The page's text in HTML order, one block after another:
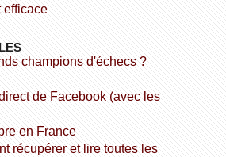
efficace
champions d'échecs ?
en France